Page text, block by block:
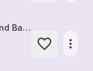
«Kasamarówa» für Sopran und Bariton (2014), auf ein lautpoetisches Gedicht des Komponisten
more_horiz